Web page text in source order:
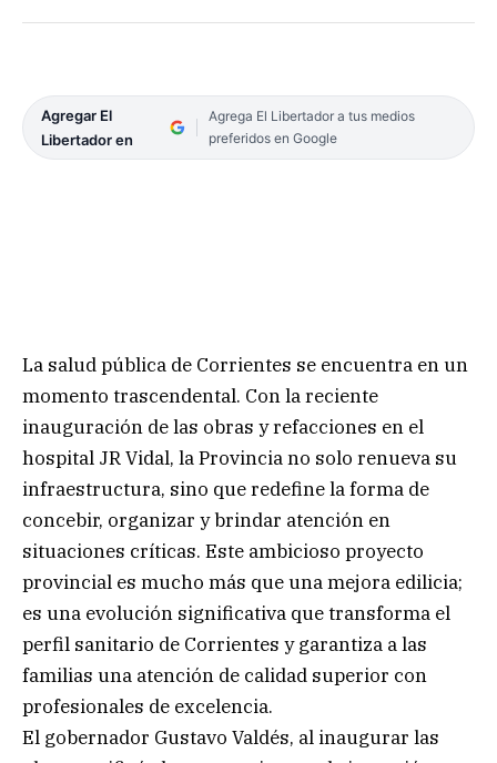
Agregar El
Libertador en
Agrega El Libertador a tus medios
preferidos en Google
La salud pública de Corrientes se encuentra en un
momento trascendental. Con la reciente
inauguración de las obras y refacciones en el
hospital JR Vidal, la Provincia no solo renueva su
infraestructura, sino que redefine la forma de
concebir, organizar y brindar atención en
situaciones críticas. Este ambicioso proyecto
provincial es mucho más que una mejora edilicia;
es una evolución significativa que transforma el
perfil sanitario de Corrientes y garantiza a las
familias una atención de calidad superior con
profesionales de excelencia.
El gobernador Gustavo Valdés, al inaugurar las